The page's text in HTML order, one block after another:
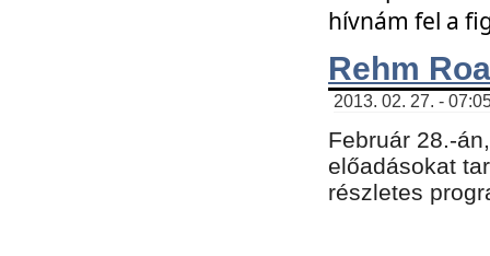
hívnám fel a
Rehm
2013. 02. 27. -
Február 28.-
előadásokat
részletes